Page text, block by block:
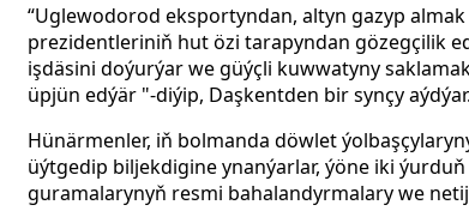
“Uglewodorod eksportyndan, altyn gazyp
prezidentleriniň hut özi tarapyndan gözegçilik
işdäsini doýurýar we güýçli kuwwatyny
üpjün edýär "-diýip, Daşkentden bir synçy aýdýar.
Hünärmenler, iň bolmanda döwlet
üýtgedip biljekdigine ynanýarlar, ýöne iki
guramalarynyň resmi bahalandyrmalary we